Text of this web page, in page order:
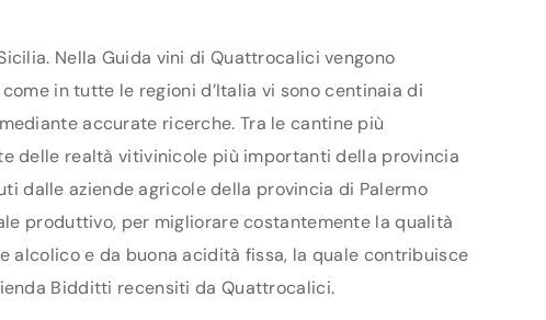
Nella Guida vini di Quattrocalici vengono
in tutte le regioni d’Italia vi sono centinaia di
accurate ricerche. Tra le cantine più
delle realtà vitivinicole più importanti della provincia
dalle aziende agricole della provincia di Palermo
produttivo, per migliorare costantemente la qualità
alcolico e da buona acidità fissa, la quale contribuisce
Bidditti recensiti da Quattrocalici.